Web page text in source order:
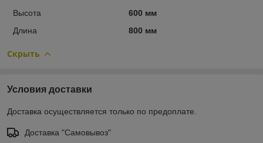
Высота
600 мм
Длина
800 мм
Скрыть
Условия доставки
Доставка осуществляется только по предоплате.
Доставка "Самовывоз"